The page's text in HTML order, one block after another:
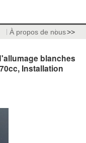
À propos de nous>>
blanches
Installation